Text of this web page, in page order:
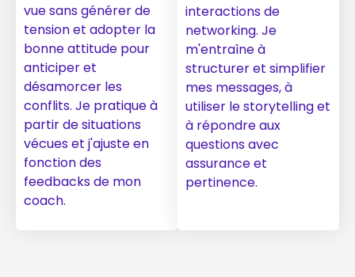
vue sans générer de
tension et adopter la
bonne attitude pour
anticiper et
désamorcer les
conflits. Je pratique à
partir de situations
vécues et j'ajuste en
fonction des
feedbacks de mon
coach.
interactions de
networking. Je
m'entraîne à
structurer et simplifier
mes messages, à
utiliser le storytelling et
à répondre aux
questions avec
assurance et
pertinence.